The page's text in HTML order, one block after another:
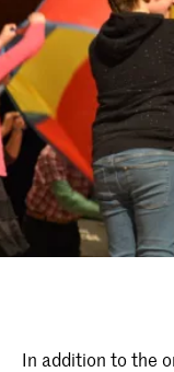
In addition to the